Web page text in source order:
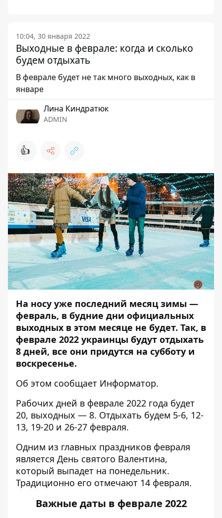
10:04, 30 января 2022
Выходные в феврале: когда и сколько
будем отдыхать
В феврале будет не так много выходных, как в
январе
Лина Киндратюк
ADMIN
👍
На носу уже последний месяц зимы ―
февраль, в будние дни официальных
выходных в этом месяце не будет. Так, в
феврале 2022 украинцы будут отдыхать
8 дней, все они придутся на субботу и
воскресенье.
Об этом сообщает Информатор.
Рабочих дней в феврале 2022 года будет
20, выходных ― 8. Отдыхать будем 5-6, 12-
13, 19-20 и 26-27 февраля.
Одним из главных праздников февраля
является День святого Валентина,
который выпадет на понедельник.
Традиционно его отмечают 14 февраля.
Важные даты в феврале 2022